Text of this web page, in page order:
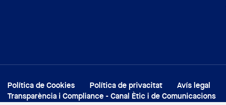
Política de Cookies Política de privacitat
Avís legal
Transparència i Compliance - Canal Ètic i de Comunicacions